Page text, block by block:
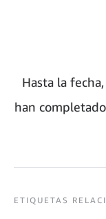
Hasta la
han
ETIQUETAS